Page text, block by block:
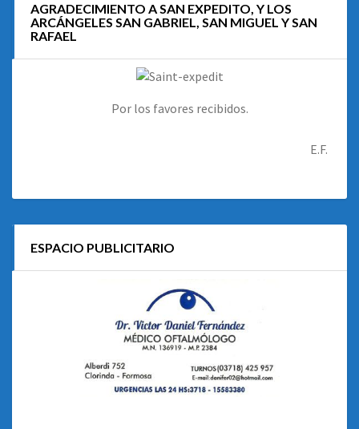
AGRADECIMIENTO A SAN EXPEDITO, Y LOS
ARCÁNGELES SAN GABRIEL, SAN MIGUEL Y SAN
RAFAEL
Por los favores recibidos.
E.F.
ESPACIO PUBLICITARIO